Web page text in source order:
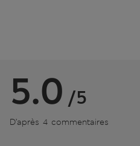
5.0 /5
D’après 4 commentaires